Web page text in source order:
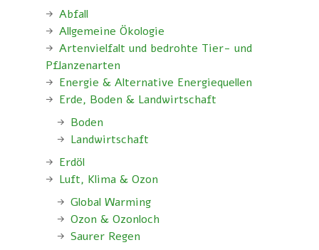
Abfall
Allgemeine Ökologie
Artenvielfalt und bedrohte Tier- und
Pflanzenarten
Energie & Alternative Energiequellen
Erde, Boden & Landwirtschaft
Boden
Landwirtschaft
Erdöl
Luft, Klima & Ozon
Global Warming
Ozon & Ozonloch
Saurer Regen